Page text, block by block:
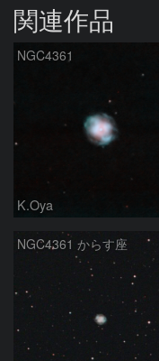
関連作品
NGC4361
K.Oya
NGC4361 からす座